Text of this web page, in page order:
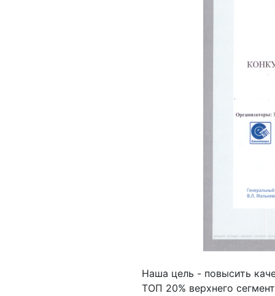
Наша цель - повысить
ТОП 20% верхнего